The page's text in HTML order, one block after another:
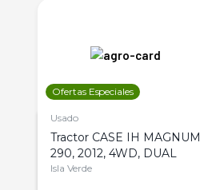
Ofertas Especiales
Usado
Tractor CASE IH MAGNUM
290, 2012, 4WD, DUAL
Isla Verde